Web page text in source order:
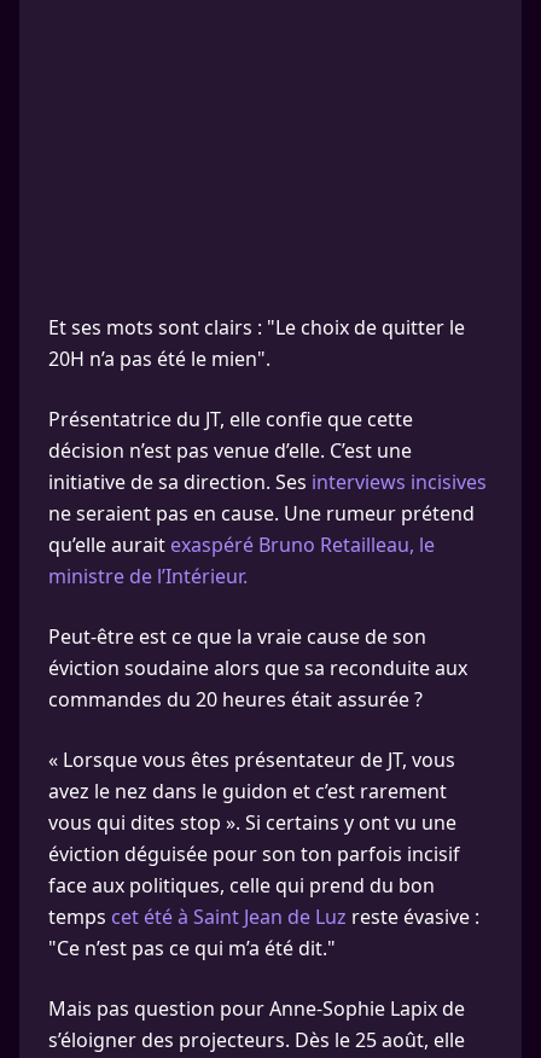
Et ses mots sont clairs : "Le choix de quitter le
20H n’a pas été le mien".
Présentatrice du JT, elle confie que cette
décision n’est pas venue d’elle. C’est une
initiative de sa direction. Ses interviews incisives
ne seraient pas en cause. Une rumeur prétend
qu’elle aurait exaspéré Bruno Retailleau, le
ministre de l’Intérieur.
Peut-être est ce que la vraie cause de son
éviction soudaine alors que sa reconduite aux
commandes du 20 heures était assurée ?
« Lorsque vous êtes présentateur de JT, vous
avez le nez dans le guidon et c’est rarement
vous qui dites stop ». Si certains y ont vu une
éviction déguisée pour son ton parfois incisif
face aux politiques, celle qui prend du bon
temps cet été à Saint Jean de Luz reste évasive :
"Ce n’est pas ce qui m’a été dit."
Mais pas question pour Anne-Sophie Lapix de
s’éloigner des projecteurs. Dès le 25 août, elle